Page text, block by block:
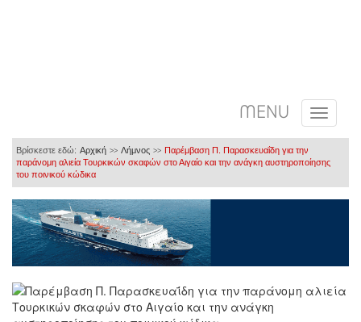
MENU
Βρίσκεστε εδώ: Αρχική >> Λήμνος >> Παρέμβαση Π. Παρασκευαΐδη για την
παράνομη αλιεία Τουρκικών σκαφών στο Αιγαίο και την ανάγκη αυστηροποίησης
του ποινικού κώδικα